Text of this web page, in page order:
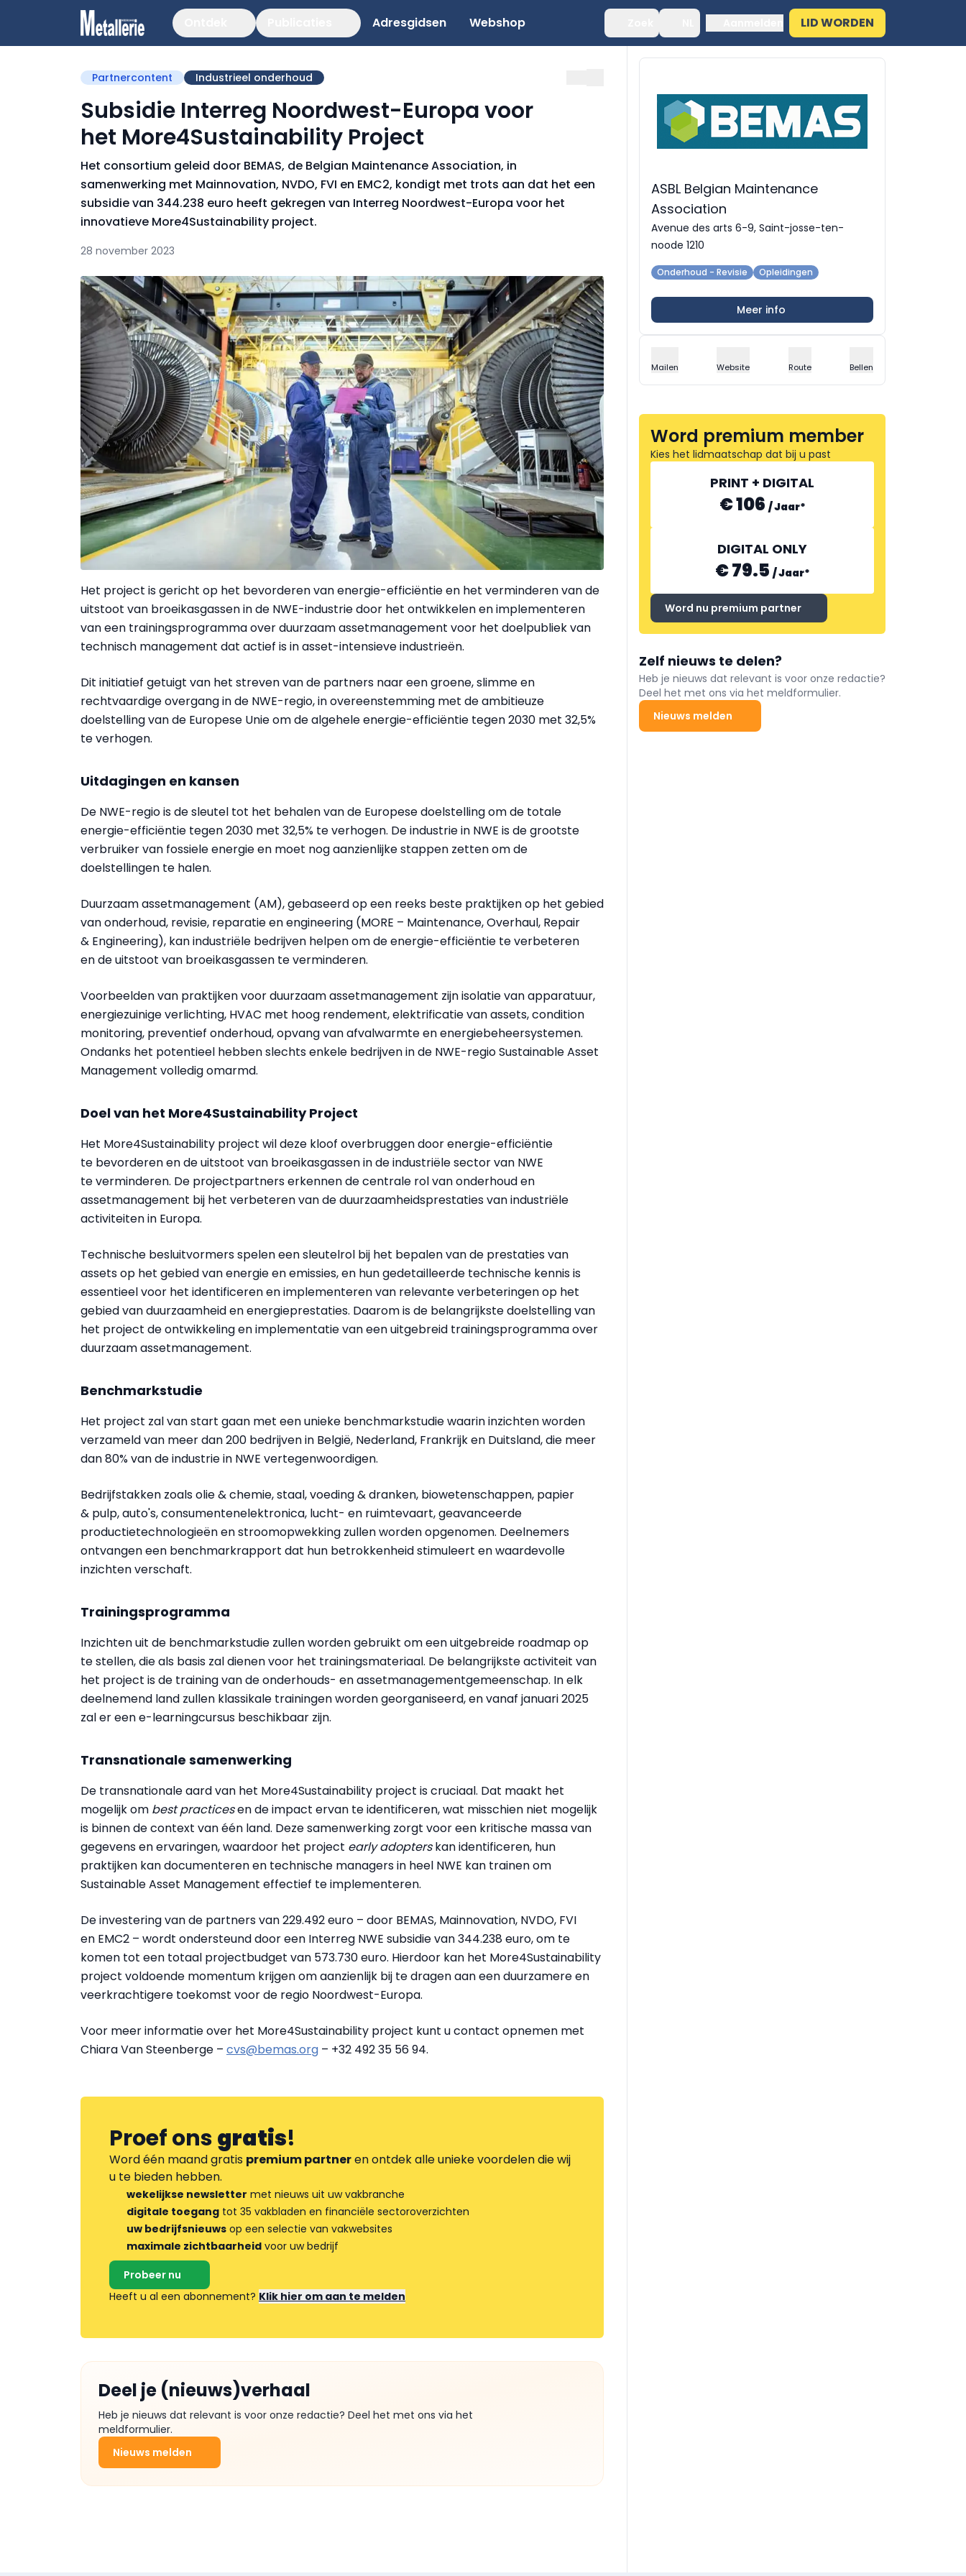
Adresgidsen Webshop LID WORDEN
Partnercontent Industrieel onderhoud
Subsidie Interreg Noordwest-Europa voor
het More4Sustainability Project
Het consortium geleid door BEMAS, de Belgian Maintenance Association, in
samenwerking met Mainnovation, NVDO, FVI en EMC2, kondigt met trots aan dat het een
subsidie van 344.238 euro heeft gekregen van Interreg Noordwest-Europa voor het
innovatieve More4Sustainability project.
28 november 2023
Het project is gericht op het bevorderen van energie-efficiëntie en het verminderen van de
uitstoot van broeikasgassen in de NWE-industrie door het ontwikkelen en implementeren
van een trainingsprogramma over duurzaam assetmanagement voor het doelpubliek van
technisch management dat actief is in asset-intensieve industrieën.
Dit initiatief getuigt van het streven van de partners naar een groene, slimme en
rechtvaardige overgang in de NWE-regio, in overeenstemming met de ambitieuze
doelstelling van de Europese Unie om de algehele energie-efficiëntie tegen 2030 met 32,5%
te verhogen.
Uitdagingen en kansen
De NWE-regio is de sleutel tot het behalen van de Europese doelstelling om de totale
energie-efficiëntie tegen 2030 met 32,5% te verhogen. De industrie in NWE is de grootste
verbruiker van fossiele energie en moet nog aanzienlijke stappen zetten om de
doelstellingen te halen.
Duurzaam assetmanagement (AM), gebaseerd op een reeks beste praktijken op het gebied
van onderhoud, revisie, reparatie en engineering (MORE – Maintenance, Overhaul, Repair
& Engineering), kan industriële bedrijven helpen om de energie-efficiëntie te verbeteren
en de uitstoot van broeikasgassen te verminderen.
Voorbeelden van praktijken voor duurzaam assetmanagement zijn isolatie van apparatuur,
energiezuinige verlichting, HVAC met hoog rendement, elektrificatie van assets, condition
monitoring, preventief onderhoud, opvang van afvalwarmte en energiebeheersystemen.
Ondanks het potentieel hebben slechts enkele bedrijven in de NWE-regio Sustainable Asset
Management volledig omarmd.
Doel van het More4Sustainability Project
Het More4Sustainability project wil deze kloof overbruggen door energie-efficiëntie
te bevorderen en de uitstoot van broeikasgassen in de industriële sector van NWE
te verminderen. De projectpartners erkennen de centrale rol van onderhoud en
assetmanagement bij het verbeteren van de duurzaamheidsprestaties van industriële
activiteiten in Europa.
Technische besluitvormers spelen een sleutelrol bij het bepalen van de prestaties van
assets op het gebied van energie en emissies, en hun gedetailleerde technische kennis is
essentieel voor het identificeren en implementeren van relevante verbeteringen op het
gebied van duurzaamheid en energieprestaties. Daarom is de belangrijkste doelstelling van
het project de ontwikkeling en implementatie van een uitgebreid trainingsprogramma over
duurzaam assetmanagement.
Benchmarkstudie
Het project zal van start gaan met een unieke benchmarkstudie waarin inzichten worden
verzameld van meer dan 200 bedrijven in België, Nederland, Frankrijk en Duitsland, die meer
dan 80% van de industrie in NWE vertegenwoordigen.
Bedrijfstakken zoals olie & chemie, staal, voeding & dranken, biowetenschappen, papier
& pulp, auto's, consumentenelektronica, lucht- en ruimtevaart, geavanceerde
productietechnologieën en stroomopwekking zullen worden opgenomen. Deelnemers
ontvangen een benchmarkrapport dat hun betrokkenheid stimuleert en waardevolle
inzichten verschaft.
Trainingsprogramma
Inzichten uit de benchmarkstudie zullen worden gebruikt om een uitgebreide roadmap op
te stellen, die als basis zal dienen voor het trainingsmateriaal. De belangrijkste activiteit van
het project is de training van de onderhouds- en assetmanagementgemeenschap. In elk
deelnemend land zullen klassikale trainingen worden georganiseerd, en vanaf januari 2025
zal er een e-learningcursus beschikbaar zijn.
Transnationale samenwerking
De transnationale aard van het More4Sustainability project is cruciaal. Dat maakt het
mogelijk om best practicesen de impact ervan te identificeren, wat misschien niet mogelijk
is binnen de context van één land. Deze samenwerking zorgt voor een kritische massa van
gegevens en ervaringen, waardoor het project early adopterskan identificeren, hun
praktijken kan documenteren en technische managers in heel NWE kan trainen om
Sustainable Asset Management effectief te implementeren.
De investering van de partners van 229.492 euro – door BEMAS, Mainnovation, NVDO, FVI
en EMC2 – wordt ondersteund door een Interreg NWE subsidie van 344.238 euro, om te
komen tot een totaal projectbudget van 573.730 euro. Hierdoor kan het More4Sustainability
project voldoende momentum krijgen om aanzienlijk bij te dragen aan een duurzamere en
veerkrachtigere toekomst voor de regio Noordwest-Europa.
Voor meer informatie over het More4Sustainability project kunt u contact opnemen met
Chiara Van Steenberge – cvs@bemas.org – +32 492 35 56 94.
Proef onsgratis!
Word één maand gratis premium partneren ontdek alle unieke voordelen die wij
u te bieden hebben.
wekelijkse newsletter met nieuws uit uw vakbranche
digitale toegang tot 35 vakbladen en financiële sectoroverzichten
uw bedrijfsnieuws op een selectie van vakwebsites
maximale zichtbaarheid voor uw bedrijf
Probeer nu
Heeft u al een abonnement? Klik hier om aan te melden
Deel je (nieuws)verhaal
Heb je nieuws dat relevant is voor onze redactie? Deel het met ons via het
meldformulier.
Nieuws melden
ASBL Belgian Maintenance
Association
Avenue des arts 6-9, Saint-josse-ten-
noode 1210
Onderhoud - Revisie Opleidingen
Meer info
Mailen Website Route Bellen
Word premium member
Kies het lidmaatschap dat bij u past
PRINT + DIGITAL
€ 106 /Jaar*
DIGITAL ONLY
€ 79.5 /Jaar*
Word nu premium partner
Zelf nieuws te delen?
Heb je nieuws dat relevant is voor onze redactie?
Deel het met ons via het meldformulier.
Nieuws melden